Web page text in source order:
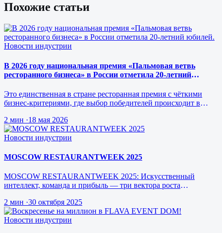
Похожие статьи
Новости индустрии
В 2026 году национальная премия «Пальмовая ветвь
ресторанного бизнеса» в России отметила 20-летний
Это единственная в стране ресторанная премия с чёткими
бизнес-критериями, где выбор победителей происходит в
2 мин ·18 мая 2026
Новости индустрии
MOSCOW RESTAURANTWEEK 2025
MOSCOW RESTAURANTWEEK 2025: Искусственный
интеллект, команда и прибыль — три вектора роста
2 мин ·30 октября 2025
Новости индустрии